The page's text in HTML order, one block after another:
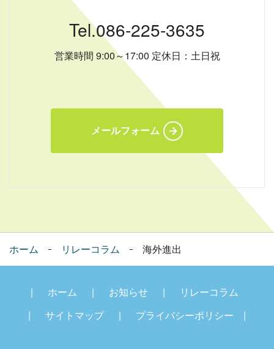
Tel.086-225-3635
営業時間 9:00～17:00 定休日：土日祝
メールフォーム
ホーム リレーコラム 海外進出
ホーム お知らせ
リレーコラム
サイトマップ
プライバシーポリシー